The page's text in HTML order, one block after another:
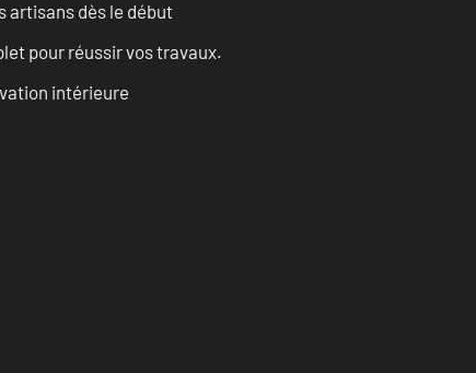
artisans dès le début
pour réussir vos travaux.
intérieure